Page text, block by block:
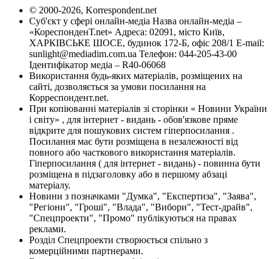
© 2000-2026, Korrespondent.net
Суб'єкт у сфері онлайн-медіа Назва онлайн-медіа –
«КореспонденТ.net» Адреса: 02091, місто Київ,
ХАРКІВСЬКЕ ШОСЕ, будинок 172-Б, офіс 208/1 E-mail:
sunlight@mediadim.com.ua Телефон: 044-205-43-00
Ідентифікатор медіа – R40-06068
Використання будь-яких матеріалів, розміщених на
сайті, дозволяється за умови посилання на
Корреспондент.net.
При копіюванні матеріалів зі сторінки « Новини України
і світу» , для інтернет - видань - обов'язкове пряме
відкрите для пошукових систем гіперпосилання .
Посилання має бути розміщена в незалежності від
повного або часткового використання матеріалів.
Гіперпосилання ( для інтернет - видань) - повинна бути
розміщена в підзаголовку або в першому абзаці
матеріалу.
Новини з позначками "Думка", "Експертиза", "Заява",
"Регіони", "Гроші", "Влада", "Вибори", "Тест-драйв",
"Спецпроекти", "Промо" публікуються на правах
реклами.
Розділ Спецпроекти створюється спільно з
комерційними партнерами.